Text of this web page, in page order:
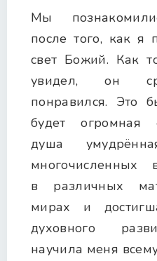
Мы
после того, как я
свет Божий. Как
увидел, он
понравился. Это
будет огромная
душа
многочисленных
в различных
мирах и
духовного
научила меня